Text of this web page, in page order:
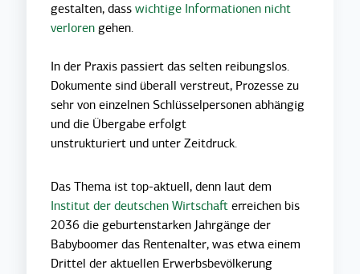
gestalten, dasswichtige Informationen nicht
verloren gehen.
In der Praxis passiert das selten reibungslos.
Dokumente sind überall verstreut, Prozessezu
sehr von einzelnen Schlüsselpersonen abhängig
und die Übergabe erfolgt
unstrukturiert und unter Zeitdruck.
Das Thema ist top-aktuell, denn laut dem
Institut der deutschen Wirtschaft erreichen bis
2036 die geburtenstarken Jahrgänge der
Babyboomer das Rentenalter, was etwa einem
Drittel der aktuellen Erwerbsbevölkerung